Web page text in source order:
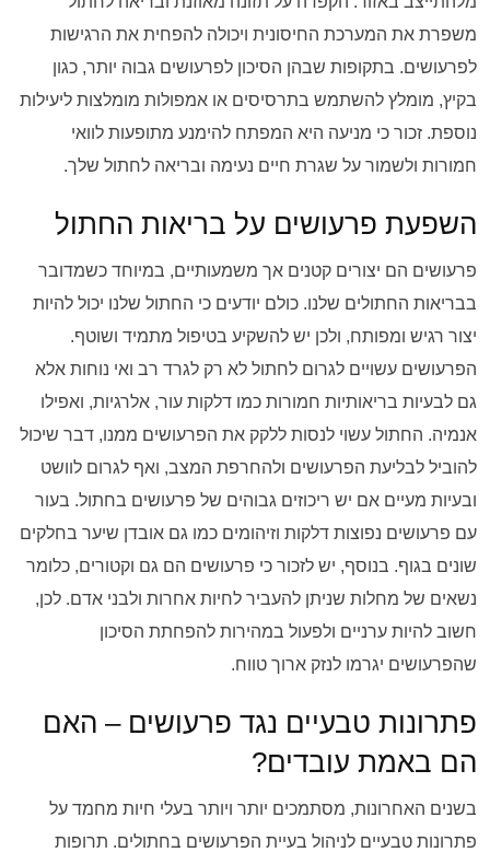
משפרת את המערכת החיסונית ויכולה להפחית את הרגישות
לפרעושים. בתקופות שבהן הסיכון לפרעושים גבוה יותר, כגון
בקיץ, מומלץ להשתמש בתרסיסים או אמפולות מומלצות ליעילות
נוספת. זכור כי מניעה היא המפתח להימנע מתופעות לוואי
חמורות ולשמור על שגרת חיים נעימה ובריאה לחתול שלך.
השפעת פרעושים על בריאות החתול
פרעושים הם יצורים קטנים אך משמעותיים, במיוחד כשמדובר
בבריאות החתולים שלנו. כולם יודעים כי החתול שלנו יכול להיות
יצור רגיש ומפותח, ולכן יש להשקיע בטיפול מתמיד ושוטף.
הפרעושים עשויים לגרום לחתול לא רק לגרד רב ואי נוחות אלא
גם לבעיות בריאותיות חמורות כמו דלקות עור, אלרגיות, ואפילו
אנמיה. החתול עשוי לנסות ללקק את הפרעושים ממנו, דבר שיכול
להוביל לבליעת הפרעושים ולהחרפת המצב, ואף לגרום לוושט
ובעיות מעיים אם יש ריכוזים גבוהים של פרעושים בחתול. בעור
עם פרעושים נפוצות דלקות וזיהומים כמו גם אובדן שיער בחלקים
שונים בגוף. בנוסף, יש לזכור כי פרעושים הם גם וקטורים, כלומר
נשאים של מחלות שניתן להעביר לחיות אחרות ולבני אדם. לכן,
חשוב להיות ערניים ולפעול במהירות להפחתת הסיכון
שהפרעושים יגרמו לנזק ארוך טווח.
פתרונות טבעיים נגד פרעושים – האם
הם באמת עובדים?
בשנים האחרונות, מסתמכים יותר ויותר בעלי חיות מחמד על
פתרונות טבעיים לניהול בעיית הפרעושים בחתולים. תרופות